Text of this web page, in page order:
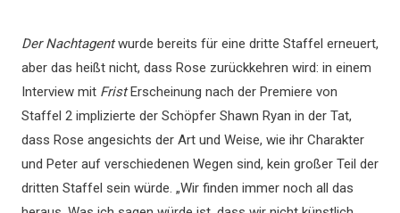
Der Nachtagentwurde bereits für eine dritte Staffel erneuert,
aber das heißt nicht, dass Rose zurückkehren wird: in einem
Interview mit FristErscheinung nach der Premiere von
Staffel 2 implizierte der Schöpfer Shawn Ryan in der Tat,
dass Rose angesichts der Art und Weise, wie ihr Charakter
und Peter auf verschiedenen Wegen sind, kein großer Teil der
dritten Staffel sein würde. „Wir finden immer noch all das